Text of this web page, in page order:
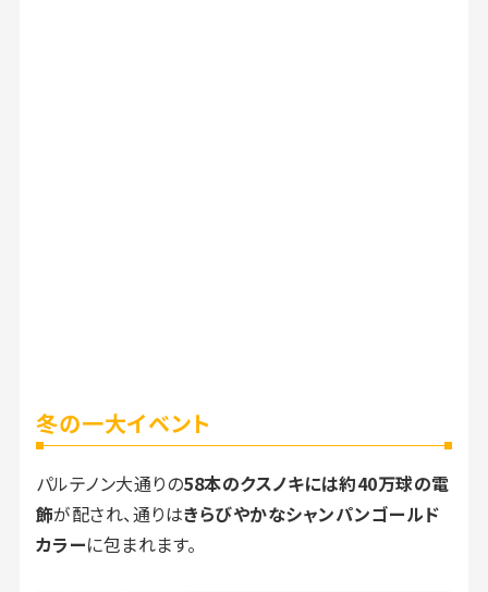
冬の一大イベント
パルテノン大通りの58本のクスノキには約40万球の電
飾が配され、通りはきらびやかなシャンパンゴールド
カラーに包まれます。